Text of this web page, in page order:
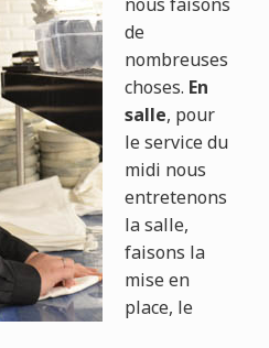
de
nombreuses
choses. En
salle, pour
le service du
midi nous
entretenons
la salle,
faisons la
mise en
place, le